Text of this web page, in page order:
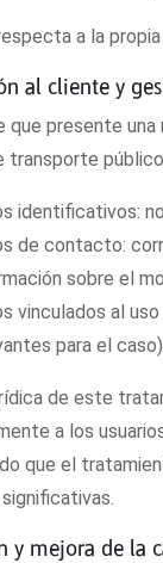
a la
al cliente y
que presente
transporte
identificativos:
de contacto:
sobre el
vinculados al
para el caso).
de este
a los
que el
y mejora de la